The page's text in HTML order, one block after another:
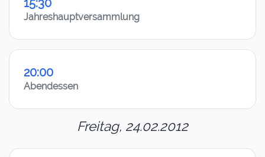
15:30
Jahreshauptversammlung
20:00
Abendessen
Freitag, 24.02.2012